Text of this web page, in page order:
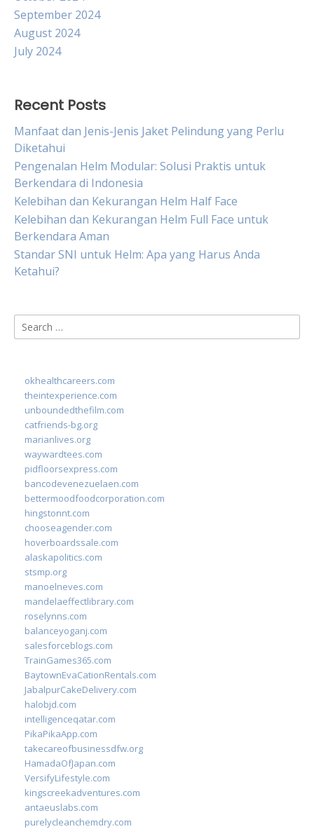
September 2024
August 2024
July 2024
Recent Posts
Manfaat dan Jenis-Jenis Jaket Pelindung yang Perlu
Diketahui
Pengenalan Helm Modular: Solusi Praktis untuk
Berkendara di Indonesia
Kelebihan dan Kekurangan Helm Half Face
Kelebihan dan Kekurangan Helm Full Face untuk
Berkendara Aman
Standar SNI untuk Helm: Apa yang Harus Anda
Ketahui?
Search
for:
okhealthcareers.com
theintexperience.com
unboundedthefilm.com
catfriends-bg.org
marianlives.org
waywardtees.com
pidfloorsexpress.com
bancodevenezuelaen.com
bettermoodfoodcorporation.com
hingstonnt.com
chooseagender.com
hoverboardssale.com
alaskapolitics.com
stsmp.org
manoelneves.com
mandelaeffectlibrary.com
roselynns.com
balanceyoganj.com
salesforceblogs.com
TrainGames365.com
BaytownEvaCationRentals.com
JabalpurCakeDelivery.com
halobjd.com
intelligenceqatar.com
PikaPikaApp.com
takecareofbusinessdfw.org
HamadaOfJapan.com
VersifyLifestyle.com
kingscreekadventures.com
antaeuslabs.com
purelycleanchemdry.com